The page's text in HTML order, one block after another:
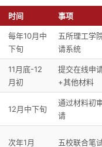
时间 事项
每年10月中
下旬
五所理工学
请系统
11月底-12
月初
提交在线申
+其他材料
12月中下旬
通过材料初
请
次年1月 五校联合笔